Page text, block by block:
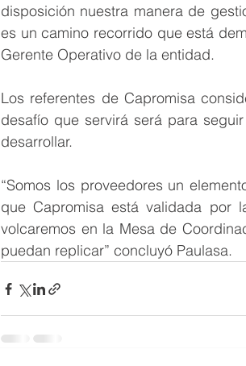
disposición nuestra manera de
es un camino recorrido que está
Gerente Operativo de la entidad.
Los referentes de Capromisa
desafío que servirá será para
desarrollar.
“Somos los proveedores un
que Capromisa está validada por
volcaremos en la Mesa de
puedan replicar” concluyó Paulasa.